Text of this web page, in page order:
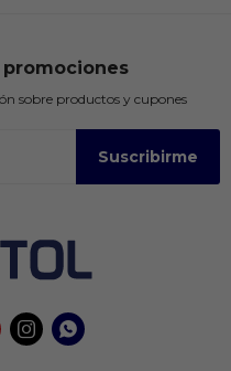
 
sobre productos y cupones
Suscribirme